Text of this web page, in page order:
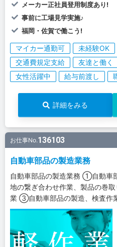
メーカー正社員登用制度あり!
事前に工場見学実施♪
福岡・佐賀で働こう!
マイカー通勤可 未経験OK
交通費規定支給
友達と働く
女性活躍中
給与前渡し
詳細をみる
お仕事No.136103
自動車部品の製造業務
自動車部品の製造業務 ①自動車
地の繋ぎ合わせ作業、製品の巻
業 ③自動車部品の製造、検査作